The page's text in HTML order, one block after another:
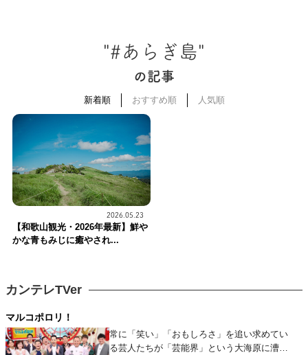
"#あらぎ島"
の記事
新着順 おすすめ順 人気順
2026.05.23
【和歌山観光・2026年最新】鮮や
かな青もみじに癒やされ...
カンテレTVer
マルコポロリ！
常に「笑い」「おもしろさ」を追い求めてい
る芸人たちが「芸能界」という大海原に漕ぎ